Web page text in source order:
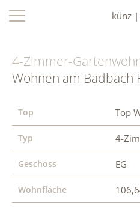
künz
4-Zimmer-
Wohnen am Badbach
Top Top
Typ 4-
Geschoss EG
Wohnfläche